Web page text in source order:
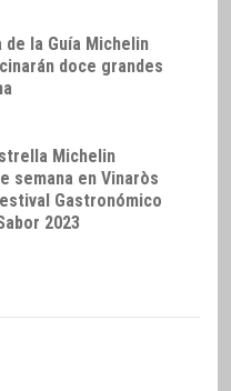
de la Guía Michelin
doce grandes
Michelin
semana en Vinaròs
Gastronómico
2023